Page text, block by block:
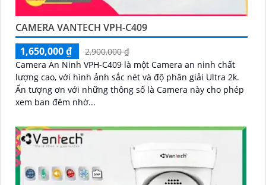
CAMERA VANTECH VPH-C409
1,650,000 ₫
2,900,000 ₫
Camera An Ninh VPH-C409 là một Camera an ninh chất
lượng cao, với hình ảnh sắc nét và độ phân giải Ultra 2k.
Ấn tượng ơn với những thông số là Camera này cho phép
xem ban đêm nhờ...